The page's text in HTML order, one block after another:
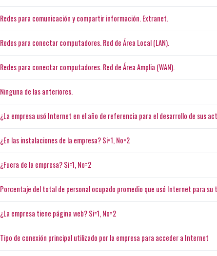
Redes para comunicación y compartir información. Extranet.
Redes para conectar computadores. Red de Área Local (LAN).
Redes para conectar computadores. Red de Área Amplia (WAN).
Ninguna de las anteriores.
¿La empresa usó Internet en el año de referencia para el desarrollo de sus
¿En las instalaciones de la empresa? Si=1, No=2
¿Fuera de la empresa? Si=1, No=2
Porcentaje del total de personal ocupado promedio que usó Internet para su
¿La empresa tiene página web? Si=1, No=2
Tipo de conexión principal utilizado por la empresa para acceder a Internet